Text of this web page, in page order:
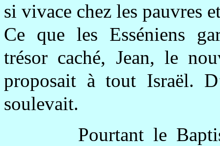
si vivace chez les pauvres
Ce que les Esséniens
trésor caché, Jean, le
proposait à tout Israël.
soulevait.
Pourtant le